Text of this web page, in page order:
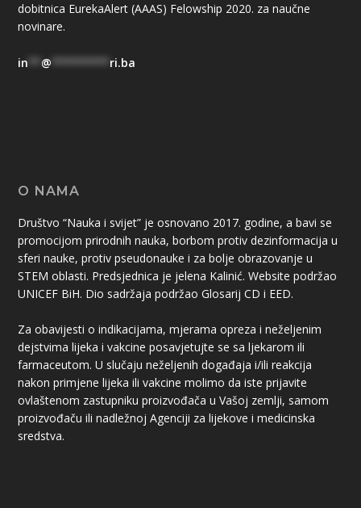
dobitnica EurekaAlert (AAAS) Felowship 2020. za naučne
novinare.
in @ ri.ba
O NAMA
Društvo “Nauka i svijet” je osnovano 2017. godine, a bavi se
promocijom prirodnih nauka, borbom protiv dezinformacija u
sferi nauke, protiv pseudonauke i za bolje obrazovanje u
STEM oblasti. Predsjednica je jelena Kalinić. Website podržao
UNICEF BiH. Dio sadržaja podržao Glosarij CD i EED.
Za obavijesti o indikacijama, mjerama opreza i neželjenim
dejstvima lijeka i vakcine posavjetujte se sa ljekarom ili
farmaceutom. U slučaju neželjenih događaja i/ili reakcija
nakon primjene lijeka ili vakcine molimo da iste prijavite
ovlaštenom zastupniku proizvođača u Vašoj zemlji, samom
proizvođaču ili nadležnoj Agenciji za lijekove i medicinska
sredstva.